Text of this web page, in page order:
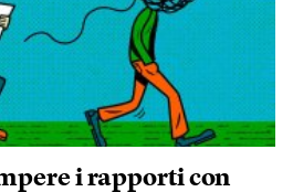
i rapporti con